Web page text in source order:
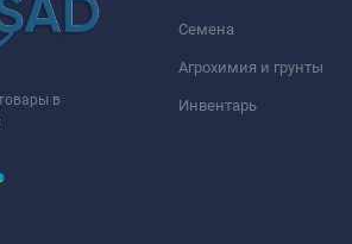
в
Семена
Агрохимия и грунты
Инвентарь